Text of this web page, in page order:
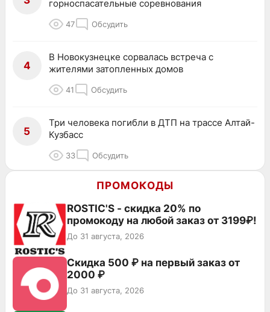
горноспасательные соревнования
47 Обсудить
4
В Новокузнецке сорвалась встреча с
жителями затопленных домов
41 Обсудить
5
Три человека погибли в ДТП на трассе Алтай-
Кузбасс
33 Обсудить
ПРОМОКОДЫ
ROSTIC'S - скидка 20% по
промокоду на любой заказ от 3199₽!
До 31 августа, 2026
Скидка 500 ₽ на первый заказ от
2000 ₽
До 31 августа, 2026